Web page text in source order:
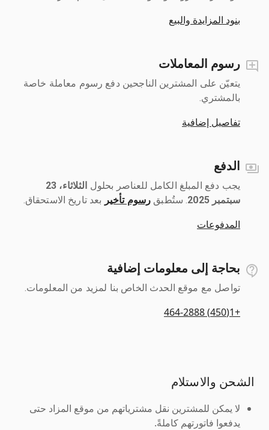
بنود المزايدة والبيع
رسوم المعاملات
يتعيّن على المشترين الناجحين دفع رسوم معاملة خاصة
بالمشتري.
تفاصيل إضافية
الدفع
يجب دفع المبلغ الكامل للعناصر بحلول ‎
الثلاثاء، 23
سبتمبر 2025
‎. ستُطبق رسوم تأخير بعد تاريخ الاستحقاق.
المدفوعات
بحاجة إلى معلومات إضافية
تواصل مع موقع الحدث الخاص بنا لمزيد من المعلومات.
+1(450) 464-2888
الشحن والاستلام
لا يمكن للمشترين نقل مشترياتهم من موقع المزاد حتى
يدفعوا فاتورتهم كاملةً.